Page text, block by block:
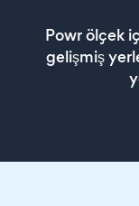
Powr ölçek
gelişmiş